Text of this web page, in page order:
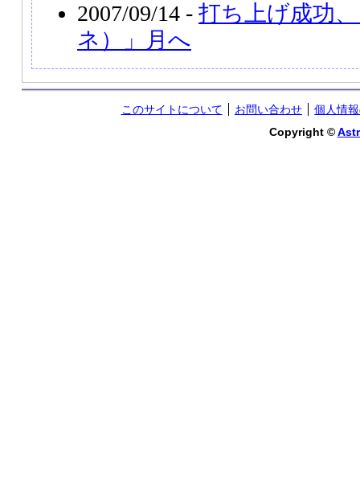
2007/09/14 - 打ち上げ成功
ネ）」月へ
このサイトについて お問い合わせ
個人情
Copyright ©